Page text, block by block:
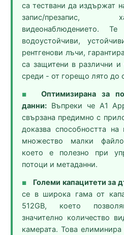
са тествани да издържат
запис/презапис,
видеонаблюдението.
водоустойчиви,
рентгенови лъчи,
са защитени в различни и
среди - от горещо лято до
■
Оптимизирана за
данни: Въпреки че A1
свързана предимно с
доказва способността на
множество малки
което е полезно при
потоци и метаданни.
■ Големи капацитети за
се в широка гама от
512GB, което
значително количество
камерата. Това